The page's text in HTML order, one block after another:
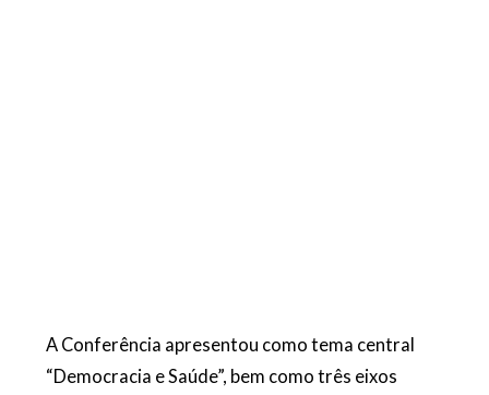
A Conferência apresentou como tema central
“Democracia e Saúde”, bem como três eixos